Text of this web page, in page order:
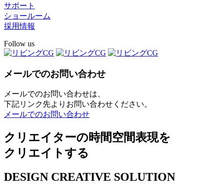
サポート
ショールーム
採用情報
Follow us
メールでのお問い合わせ
メールでのお問い合わせは、
下記リンク先よりお問い合わせください。
メールでのお問い合わせ
クリエイターの時間空間表現を
クリエイトする
DESIGN CREATIVE SOLUTION